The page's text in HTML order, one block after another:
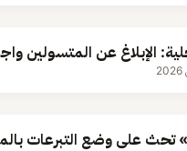
الإبلاغ عن المتسولين
تحث على وضع التبرعات